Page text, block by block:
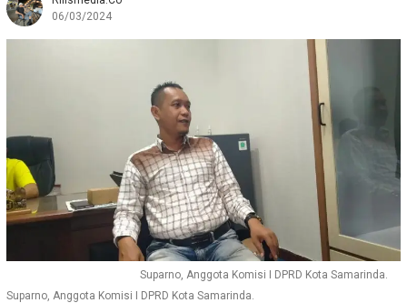
06/03/2024
Suparno, Anggota Komisi I DPRD Kota Samarinda.
Suparno, Anggota Komisi I DPRD Kota Samarinda.